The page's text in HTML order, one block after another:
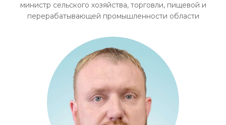
министр сельского хозяйства, торговли, пищевой и
перерабатывающей промышленности области